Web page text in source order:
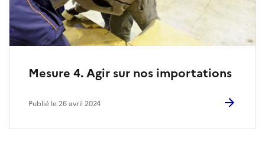
Mesure 4. Agir sur nos importations
Publié le 26 avril 2024